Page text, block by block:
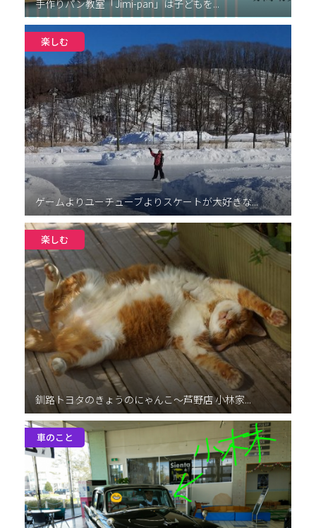
手作りパン教室「Jimi-pan」は子どもを...
楽しむ
ゲームよりユーチューブよりスケートが大好きな...
楽しむ
釧路トヨタのきょうのにゃんこ～芦野店 小林家...
車のこと